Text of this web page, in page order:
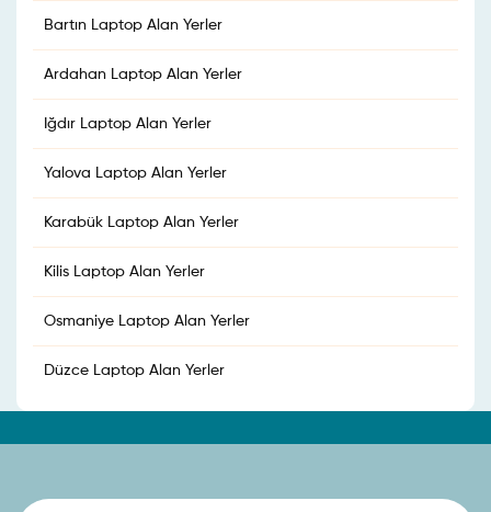
Bartın Laptop Alan Yerler
Ardahan Laptop Alan Yerler
Iğdır Laptop Alan Yerler
Yalova Laptop Alan Yerler
Karabük Laptop Alan Yerler
Kilis Laptop Alan Yerler
Osmaniye Laptop Alan Yerler
Düzce Laptop Alan Yerler